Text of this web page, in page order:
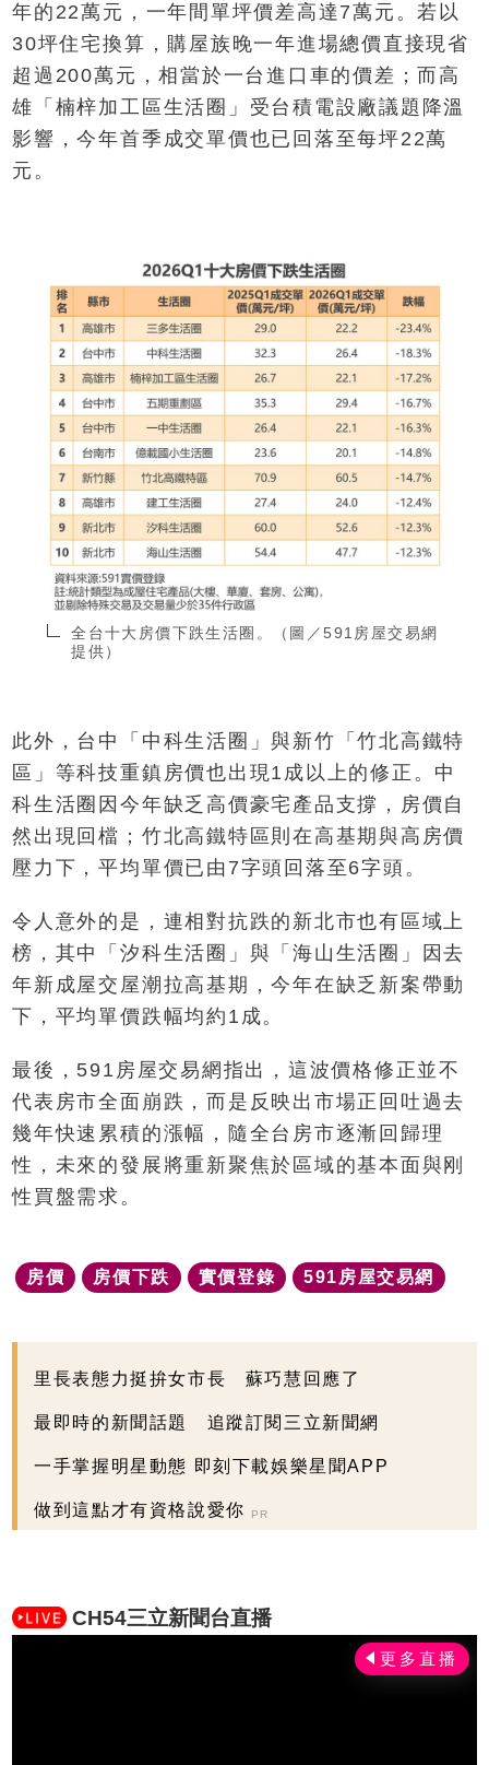
年的22萬元，一年間單坪價差高達7萬元。若以
30坪住宅換算，購屋族晚一年進場總價直接現省
超過200萬元，相當於一台進口車的價差；而高
雄「楠梓加工區生活圈」受台積電設廠議題降溫
影響，今年首季成交單價也已回落至每坪22萬
元。
全台十大房價下跌生活圈。（圖／591房屋交易網
提供）
此外，台中「中科生活圈」與新竹「竹北高鐵特
區」等科技重鎮房價也出現1成以上的修正。中
科生活圈因今年缺乏高價豪宅產品支撐，房價自
然出現回檔；竹北高鐵特區則在高基期與高房價
壓力下，平均單價已由7字頭回落至6字頭。
令人意外的是，連相對抗跌的新北市也有區域上
榜，其中「汐科生活圈」與「海山生活圈」因去
年新成屋交屋潮拉高基期，今年在缺乏新案帶動
下，平均單價跌幅均約1成。
最後，591房屋交易網指出，這波價格修正並不
代表房市全面崩跌，而是反映出市場正回吐過去
幾年快速累積的漲幅，隨全台房市逐漸回歸理
性，未來的發展將重新聚焦於區域的基本面與刚
性買盤需求。
房價 房價下跌 實價登錄 591房屋交易網
里長表態力挺拚女市長 蘇巧慧回應了
最即時的新聞話題 追蹤訂閱三立新聞網
一手掌握明星動態 即刻下載娛樂星聞APP
做到這點才有資格說愛你 PR
CH54三立新聞台直播